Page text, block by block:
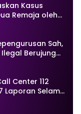
Kasus
Remaja oleh
Sah,
Berujung
Center 112
Laporan Selama